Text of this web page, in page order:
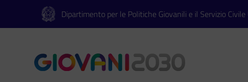
Vai al contenuto principale
Vai al footer Dipartimento per le Politiche Giovanili e il Servizio Civile